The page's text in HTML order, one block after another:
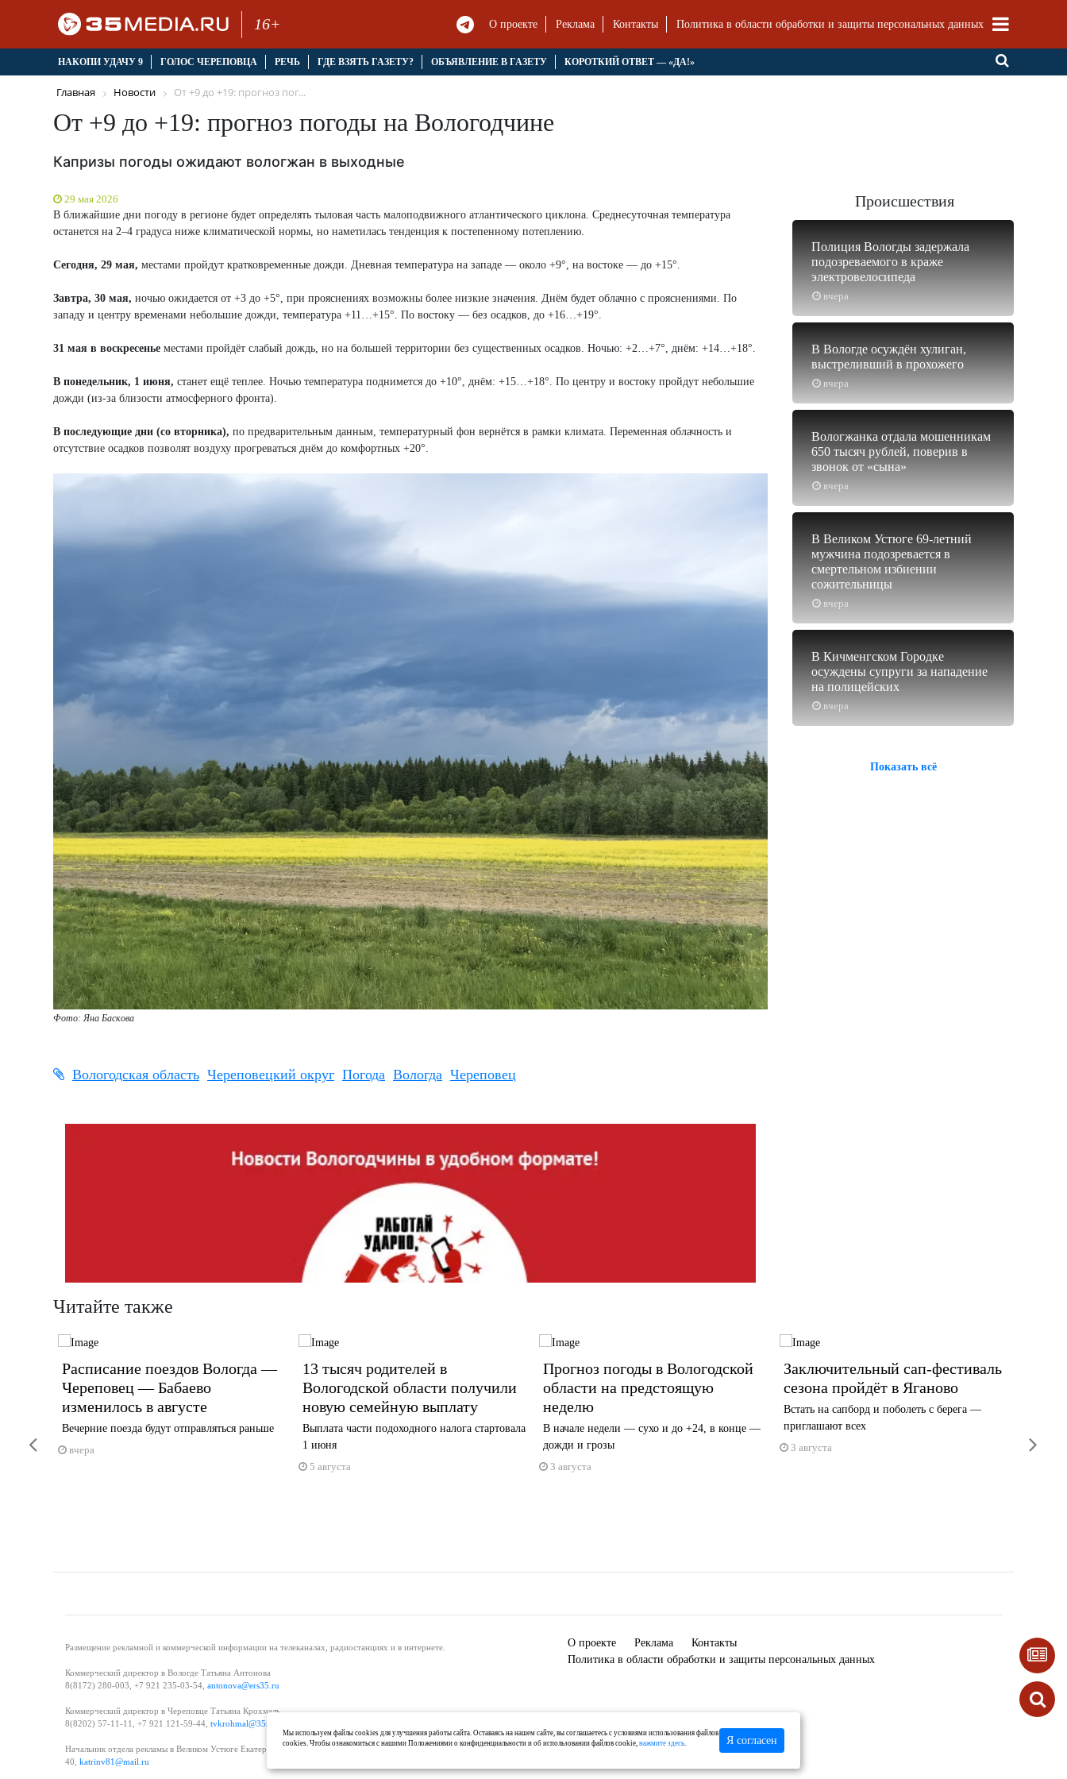
16+ О проекте Реклама Контакты Политика в области обработки и защиты персональных данных
НАКОПИ УДАЧУ 9 ГОЛОС ЧЕРЕПОВЦА РЕЧЬ ГДЕ ВЗЯТЬ ГАЗЕТУ? ОБЪЯВЛЕНИЕ В ГАЗЕТУ КОРОТКИЙ ОТВЕТ — «ДА!»
Главная Новости От +9 до +19: прогноз пог...
От +9 до +19: прогноз погоды на Вологодчине
Капризы погоды ожидают вологжан в выходные
29 мая 2026
В ближайшие дни погоду в регионе будет определять тыловая часть малоподвижного атлантического циклона. Среднесуточная температура
останется на 2–4 градуса ниже климатической нормы, но наметилась тенденция к постепенному потеплению.
Сегодня, 29 мая, местами пройдут кратковременные дожди. Дневная температура на западе — около +9°, на востоке — до +15°.
Завтра, 30 мая, ночью ожидается от +3 до +5°, при прояснениях возможны более низкие значения. Днём будет облачно с прояснениями. По
западу и центру временами небольшие дожди, температура +11…+15°. По востоку — без осадков, до +16…+19°.
31 мая в воскресенье местами пройдёт слабый дождь, но на большей территории без существенных осадков. Ночью: +2…+7°, днём: +14…+18°.
В понедельник, 1 июня, станет ещё теплее. Ночью температура поднимется до +10°, днём: +15…+18°. По центру и востоку пройдут небольшие
дожди (из-за близости атмосферного фронта).
В последующие дни (со вторника), по предварительным данным, температурный фон вернётся в рамки климата. Переменная облачность и
отсутствие осадков позволят воздуху прогреваться днём до комфортных +20°.
Фото: Яна Баскова
Вологодская область Череповецкий округ Погода Вологда Череповец
Происшествия
вчера
Полиция Вологды задержала
подозреваемого в краже
электровелосипеда
вчера
В Вологде осуждён хулиган,
выстреливший в прохожего
вчера
Вологжанка отдала мошенникам
650 тысяч рублей, поверив в
звонок от «сына»
вчера
В Великом Устюге 69-летний
мужчина подозревается в
смертельном избиении
сожительницы
вчера
В Кичменгском Городке
осуждены супруги за нападение
на полицейских
Показать всё
Читайте также
Расписание поездов Вологда —
Череповец — Бабаево
изменилось в августе
Вечерние поезда будут отправляться раньше
вчера
13 тысяч родителей в
Вологодской области получили
новую семейную выплату
Выплата части подоходного налога стартовала
1 июня
5 августа
Прогноз погоды в Вологодской
области на предстоящую
неделю
В начале недели — сухо и до +24, в конце —
дожди и грозы
3 августа
Заключительный сап-фестиваль
сезона пройдёт в Яганово
Встать на сапборд и поболеть с берега —
приглашают всех
3 августа
грозы
Размещение рекламной и коммерческой информации на телеканалах, радиостанциях и в интернете.
Коммерческий директор в Вологде Татьяна Антонова
8(8172) 280-003, +7 921 235-03-54, antonova@ers35.ru
Коммерческий директор в Череповце Татьяна Крохмаль
8(8202) 57-11-11, +7 921 121-59-44, tvkrohmal@35media.ru
Начальник отдела рекламы в Великом Устюге Екатерина Вьюжанина 8(81738) 2-04-44, +7 921 125-06-
40, katrinv81@mail.ru
О проекте Реклама
Контакты
Политика в области обработки и защиты персональных данных
Мы используем файлы cookies для улучшения работы сайта. Оставаясь на нашем сайте, вы соглашаетесь с условиями использования файлов
cookies. Чтобы ознакомиться с нашими Положениями о конфиденциальности и об использовании файлов cookie, нажмите здесь. Я согласен